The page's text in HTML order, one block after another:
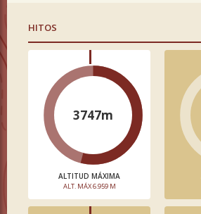
HITOS
3747m
ALTITUD MÁXIMA
ALT. MÁX 6.959 M